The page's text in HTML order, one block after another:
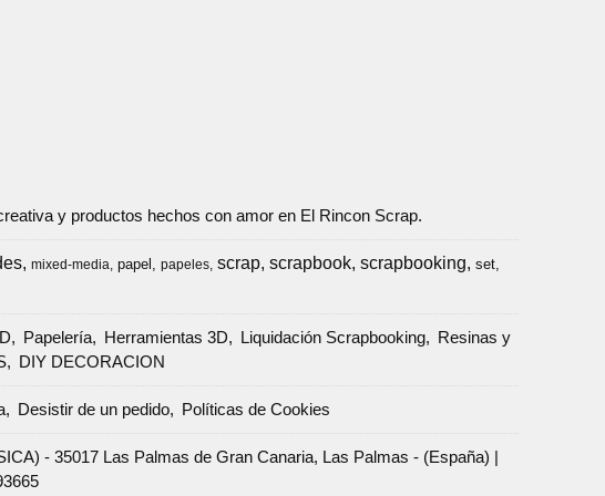
y productos hechos con amor en El Rincon Scrap.
mixed-media papel papeles scrap scrapbook scrapbooking set
Papelería Herramientas 3D Liquidación Scrapbooking
Resinas y
DIY DECORACION
Desistir de un pedido Políticas de Cookies
- 35017 Las Palmas de Gran Canaria, Las Palmas - (España) |